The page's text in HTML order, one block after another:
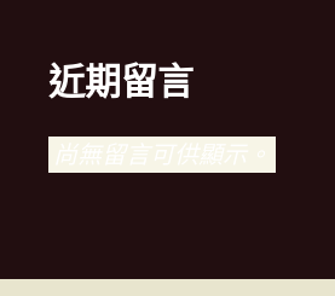
近期留言
尚無留言可供顯示。